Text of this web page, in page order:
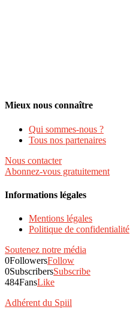
Mieux nous connaître
Qui sommes-nous ?
Tous nos partenaires
Nous contacter
Abonnez-vous gratuitement
Informations légales
Mentions légales
Politique de confidentialité
Soutenez notre média
0FollowersFollow
0SubscribersSubscribe
484FansLike
Adhérent du Spiil